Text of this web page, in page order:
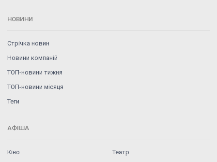
НОВИНИ
Стрічка новин
Новини компаній
ТОП-новини тижня
ТОП-новини місяця
Теги
АФІША
Кіно
Театр